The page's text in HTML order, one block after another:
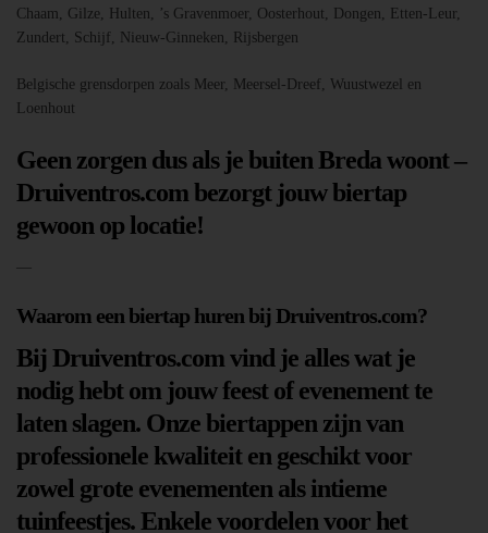
Chaam, Gilze, Hulten, ’s Gravenmoer, Oosterhout, Dongen, Etten-Leur,
Zundert, Schijf, Nieuw-Ginneken, Rijsbergen
Belgische grensdorpen zoals Meer, Meersel-Dreef, Wuustwezel en
Loenhout
Geen zorgen dus als je buiten Breda woont –
Druiventros.com bezorgt jouw biertap
gewoon op locatie!
—
Waarom een biertap huren bij Druiventros.com?
Bij Druiventros.com vind je alles wat je
nodig hebt om jouw feest of evenement te
laten slagen. Onze biertappen zijn van
professionele kwaliteit en geschikt voor
zowel grote evenementen als intieme
tuinfeestjes. Enkele voordelen voor het